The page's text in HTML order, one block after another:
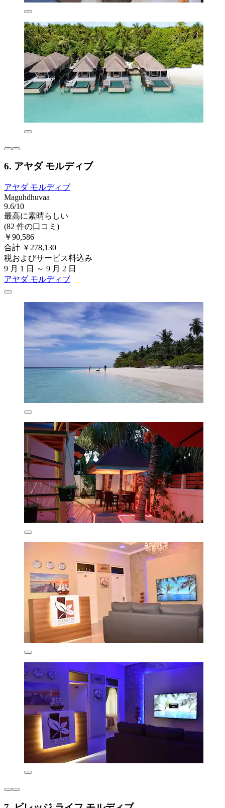
6. アヤダ モルディブ
アヤダ モルディブ
Maguhdhuvaa
9.6/10
最高に素晴らしい
(82 件の口コミ)
￥90,586
合計 ￥278,130
税およびサービス料込み
9 月 1 日 ～ 9 月 2 日
アヤダ モルディブ